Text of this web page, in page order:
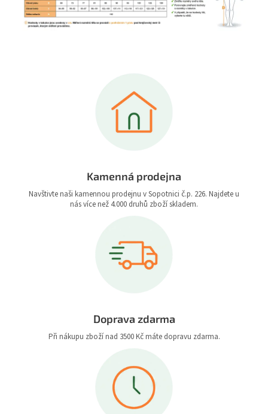
Kamenná prodejna
Navštivte naši kamennou prodejnu v Sopotnici č.p. 226. Najdete u
nás více než 4.000 druhů zboží skladem.
Doprava zdarma
Při nákupu zboží nad 3500 Kč máte dopravu zdarma.